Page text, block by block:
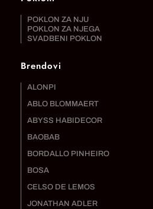
POKLON ZA NJU
POKLON ZA NJEGA
SVADBENI POKLON
Brendovi
ALONPI
ABLO BLOMMAERT
ABYSS HABIDECOR
BAOBAB
BORDALLO PINHEIRO
BOSA
CELSO DE LEMOS
JONATHAN ADLER